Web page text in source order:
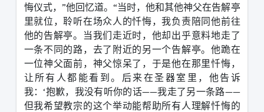
悔仪式， ”他回忆道。 “当时，他和其他神父在告解亭
里就位，聆听在场众人的忏悔，我负责陪同他前往
他的告解亭。当我们走近时，他却出乎意料地走了
一条不同的路，去了附近的另一个告解亭。他跪在
一位神父面前，神父惊呆了，于是他在那里忏悔，
让所有人都能看到。后来在圣器室里，他告诉
我：‘抱歉，我没有听你的话——我走了另一条路——
但我希望教宗的这个举动能帮助所有人理解忏悔的